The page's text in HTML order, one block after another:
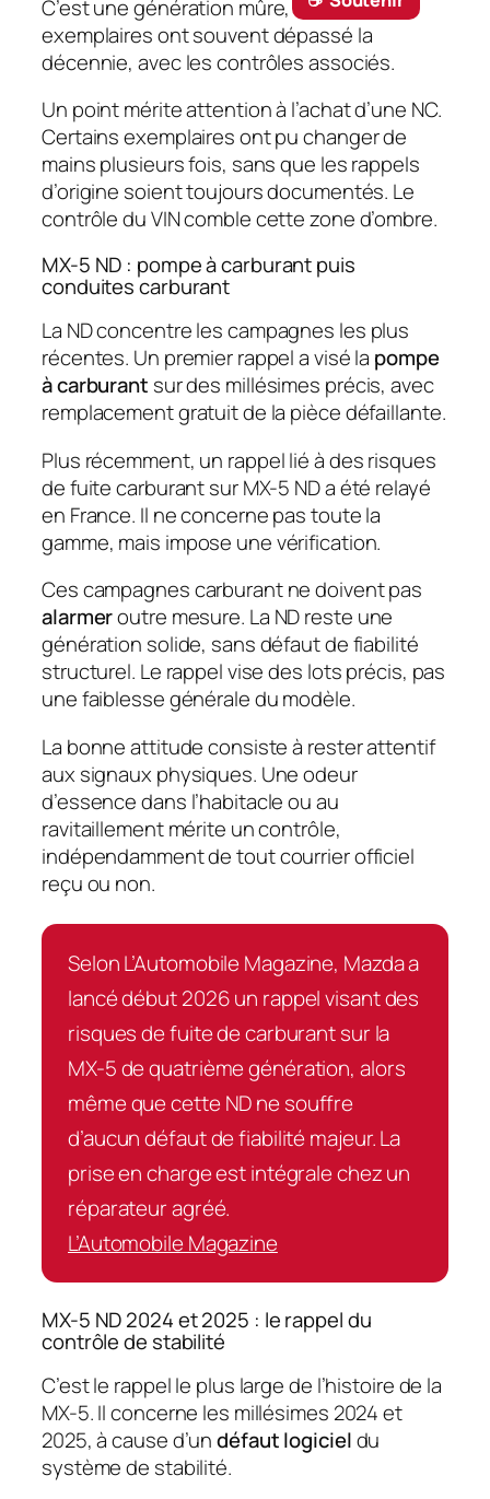
C’est une génération mûre, dont les
exemplaires ont souvent dépassé la
décennie, avec les contrôles associés.
Un point mérite attention à l’achat d’une NC.
Certains exemplaires ont pu changer de
mains plusieurs fois, sans que les rappels
d’origine soient toujours documentés. Le
contrôle du VIN comble cette zone d’ombre.
MX-5 ND : pompe à carburant puis
conduites carburant
La ND concentre les campagnes les plus
récentes. Un premier rappel a visé la pompe
à carburant sur des millésimes précis, avec
remplacement gratuit de la pièce défaillante.
Plus récemment, un rappel lié à des risques
de fuite carburant sur MX-5 ND a été relayé
en France. Il ne concerne pas toute la
gamme, mais impose une vérification.
Ces campagnes carburant ne doivent pas
alarmeroutre mesure. La ND reste une
génération solide, sans défaut de fiabilité
structurel. Le rappel vise des lots précis, pas
une faiblesse générale du modèle.
La bonne attitude consiste à rester attentif
aux signaux physiques. Une odeur
d’essence dans l’habitacle ou au
ravitaillement mérite un contrôle,
indépendamment de tout courrier officiel
reçu ou non.
Selon L’Automobile Magazine, Mazda a
lancé début 2026 un rappel visant des
risques de fuite de carburant sur la
MX-5 de quatrième génération, alors
même que cette ND ne souffre
d’aucun défaut de fiabilité majeur. La
prise en charge est intégrale chez un
réparateur agréé.
L’Automobile Magazine
MX-5 ND 2024 et 2025 : le rappel du
contrôle de stabilité
C’est le rappel le plus large de l’histoire de la
MX-5. Il concerne les millésimes 2024 et
2025, à cause d’undéfaut logicieldu
système de stabilité.